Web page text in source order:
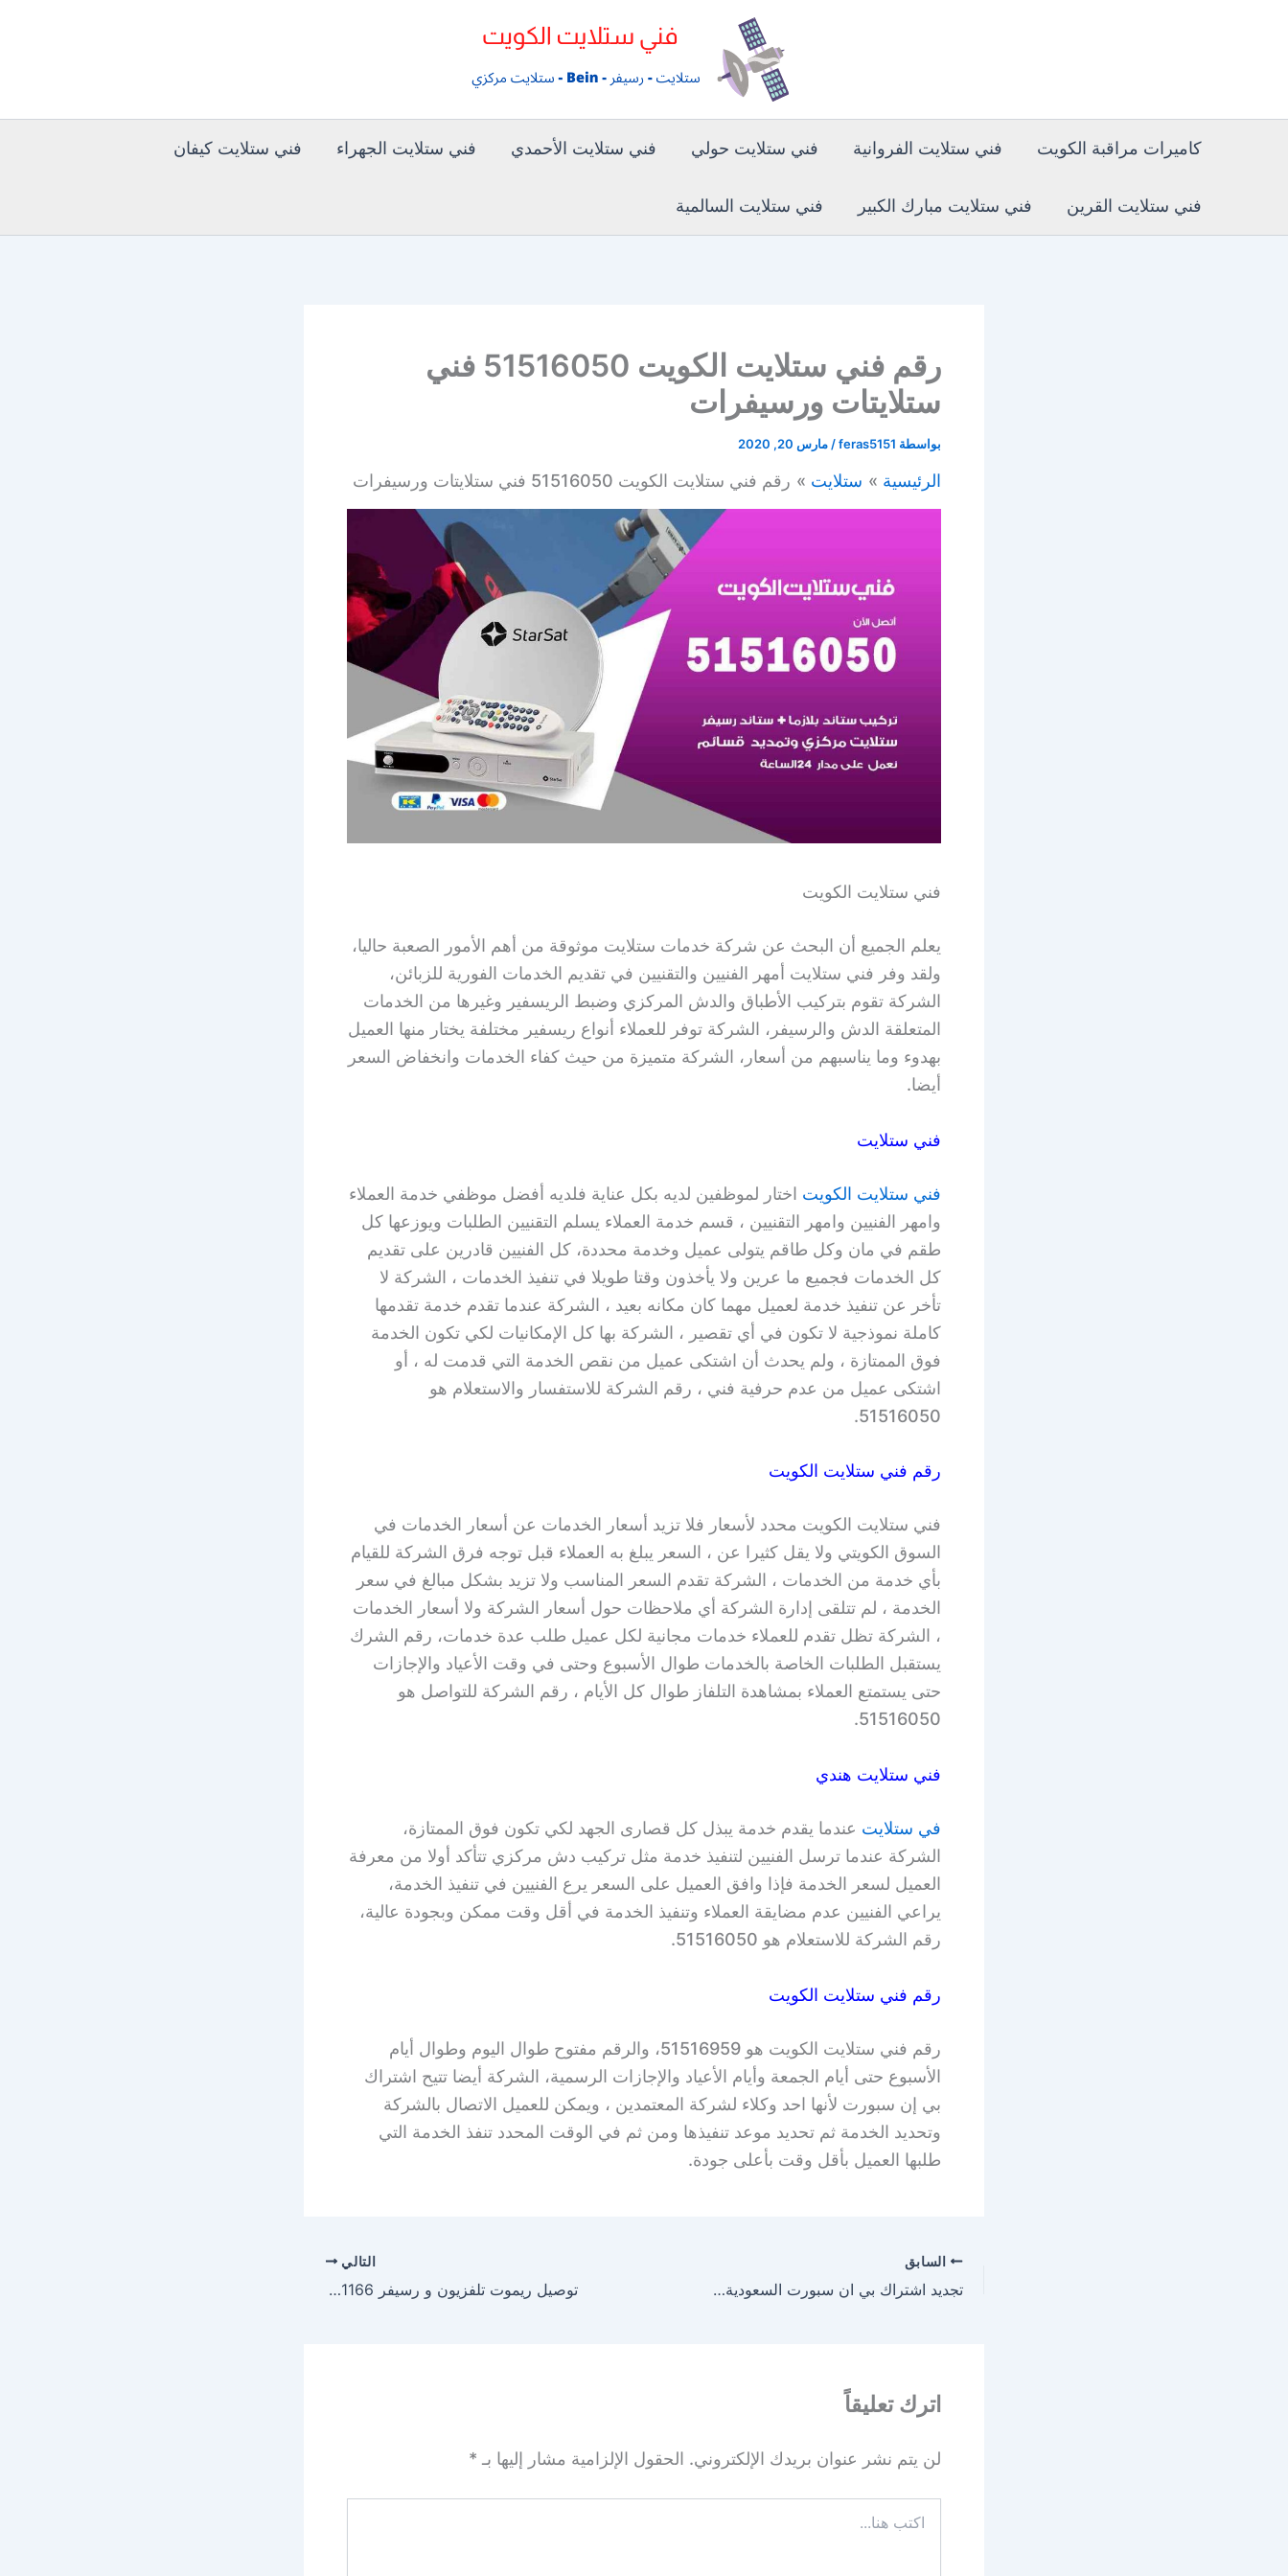
كاميرات مراقبة الكويت فني ستلايت الفروانية فني ستلايت حولي فني ستلايت الأحمدي فني ستلايت الجهراء فني ستلايت كيفان
فني ستلايت القرين فني ستلايت مبارك الكبير فني ستلايت السالمية
رقم فني ستلايت الكويت 51516050 فني
ستلايتات ورسيفرات
بواسطة feras5151
/ مارس 20, 2020
الرئيسية ستلايت رقم فني ستلايت الكويت 51516050 فني ستلايتات ورسيفرات
فني ستلايت الكويت
يعلم الجميع أن البحث عن شركة خدمات ستلايت موثوقة من أهم الأمور الصعبة حاليا،
ولقد وفر فني ستلايت أمهر الفنيين والتقنيين في تقديم الخدمات الفورية للزبائن،
الشركة تقوم بتركيب الأطباق والدش المركزي وضبط الريسفير وغيرها من الخدمات
المتعلقة الدش والرسيفر، الشركة توفر للعملاء أنواع ريسفير مختلفة يختار منها العميل
بهدوء وما يناسبهم من أسعار، الشركة متميزة من حيث كفاء الخدمات وانخفاض السعر
أيضا.
فني ستلايت
فني ستلايت الكويت اختار لموظفين لديه بكل عناية فلديه أفضل موظفي خدمة العملاء
وامهر الفنيين وامهر التقنيين ، قسم خدمة العملاء يسلم التقنيين الطلبات ويوزعها كل
طقم في مان وكل طاقم يتولى عميل وخدمة محددة، كل الفنيين قادرين على تقديم
كل الخدمات فجميع ما عرين ولا يأخذون وقتا طويلا في تنفيذ الخدمات ، الشركة لا
تأخر عن تنفيذ خدمة لعميل مهما كان مكانه بعيد ، الشركة عندما تقدم خدمة تقدمها
كاملة نموذجية لا تكون في أي تقصير ، الشركة بها كل الإمكانيات لكي تكون الخدمة
فوق الممتازة ، ولم يحدث أن اشتكى عميل من نقص الخدمة التي قدمت له ، أو
اشتكى عميل من عدم حرفية فني ، رقم الشركة للاستفسار والاستعلام هو
51516050.
رقم فني ستلايت الكويت
فني ستلايت الكويت محدد لأسعار فلا تزيد أسعار الخدمات عن أسعار الخدمات في
السوق الكويتي ولا يقل كثيرا عن ، السعر يبلغ به العملاء قبل توجه فرق الشركة للقيام
بأي خدمة من الخدمات ، الشركة تقدم السعر المناسب ولا تزيد بشكل مبالغ في سعر
الخدمة ، لم تتلقى إدارة الشركة أي ملاحظات حول أسعار الشركة ولا أسعار الخدمات
، الشركة تظل تقدم للعملاء خدمات مجانية لكل عميل طلب عدة خدمات، رقم الشرك
يستقبل الطلبات الخاصة بالخدمات طوال الأسبوع وحتى في وقت الأعياد والإجازات
حتى يستمتع العملاء بمشاهدة التلفاز طوال كل الأيام ، رقم الشركة للتواصل هو
51516050.
فني ستلايت هندي
في ستلايت عندما يقدم خدمة يبذل كل قصارى الجهد لكي تكون فوق الممتازة،
الشركة عندما ترسل الفنيين لتنفيذ خدمة مثل تركيب دش مركزي تتأكد أولا من معرفة
العميل لسعر الخدمة فإذا وافق العميل على السعر يرع الفنيين في تنفيذ الخدمة،
يراعي الفنيين عدم مضايقة العملاء وتنفيذ الخدمة في أقل وقت ممكن وبجودة عالية،
رقم الشركة للاستعلام هو 51516050.
رقم فني ستلايت الكويت
رقم فني ستلايت الكويت هو 51516959، والرقم مفتوح طوال اليوم وطوال أيام
الأسبوع حتى أيام الجمعة وأيام الأعياد والإجازات الرسمية، الشركة أيضا تتيح اشتراك
بي إن سبورت لأنها احد وكلاء لشركة المعتمدين ، ويمكن للعميل الاتصال بالشركة
وتحديد الخدمة ثم تحديد موعد تنفيذها ومن ثم في الوقت المحدد تنفذ الخدمة التي
طلبها العميل بأقل وقت بأعلى جودة.
السابق
تجديد اشتراك بي ان سبورت السعودية bein sport connect دفع الاشتراك فوري على الانترنت
التالي
توصيل ريموت تلفزيون و رسيفر 66041166 توصيل ريموت مكيف
اترك تعليقاً
لن يتم نشر عنوان بريدك الإلكتروني. الحقول الإلزامية مشار إليها بـ *
هنا...